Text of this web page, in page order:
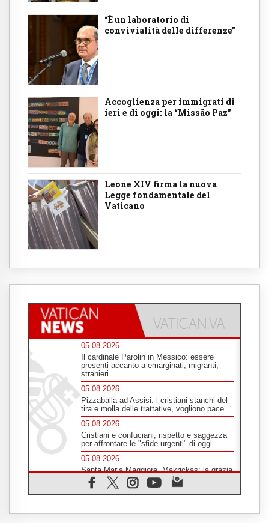
“È un laboratorio di
convivialità delle differenze”
Accoglienza per immigrati di
ieri e di oggi: la “Missão Paz”
Leone XIV firma la nuova
Legge fondamentale del
Vaticano
05.08.2026
Il cardinale Parolin in Messico: essere
presenti accanto a emarginati, migranti,
stranieri
05.08.2026
Pizzaballa ad Assisi: i cristiani stanchi del
tira e molla delle trattative, vogliono pace
05.08.2026
Cristiani e confuciani, rispetto e saggezza
per affrontare le "sfide urgenti" di oggi
05.08.2026
Santa Maria Maggiore, Makrickas: la grazia
di Dio scende ancora sul mondo
05.08.2026
social non saziano, vogliamo cose grandi"